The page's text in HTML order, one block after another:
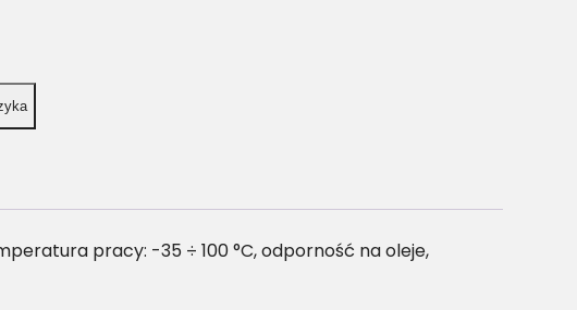
pracy: -35 ÷ 100 °C, odporność na oleje,